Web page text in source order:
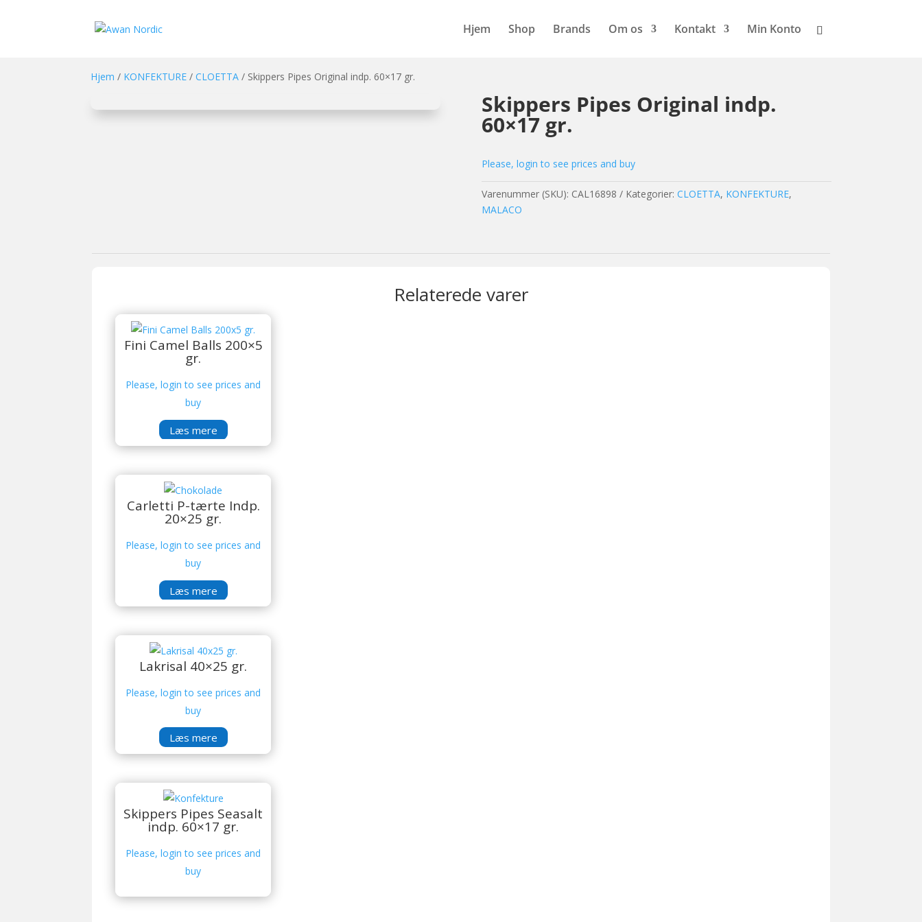
Hjem Shop Brands Om os Kontakt Min Konto
Hjem / KONFEKTURE / CLOETTA / Skippers Pipes Original indp. 60×17 gr.
Skippers Pipes Original indp.
60×17 gr.
Please, login to see prices and buy
Varenummer (SKU): CAL16898 Kategorier: CLOETTA, KONFEKTURE,
MALACO
Relaterede varer
Fini Camel Balls 200×5
gr.
Please, login to see prices and
buy
Læs mere
Carletti P-tærte Indp.
20×25 gr.
Please, login to see prices and
buy
Læs mere
Lakrisal 40×25 gr.
Please, login to see prices and
buy
Læs mere
Skippers Pipes Seasalt
indp. 60×17 gr.
Please, login to see prices and
buy